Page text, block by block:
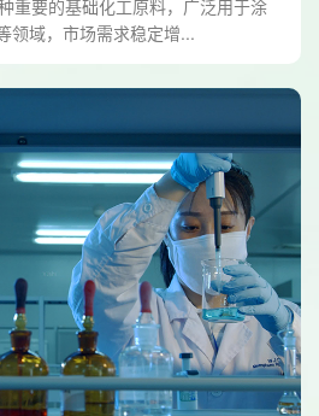
重要的基础化工原料，广泛用于涂
领域，市场需求稳定增...